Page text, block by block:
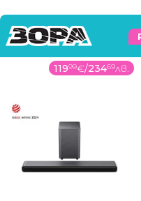
11999€/23469лв.